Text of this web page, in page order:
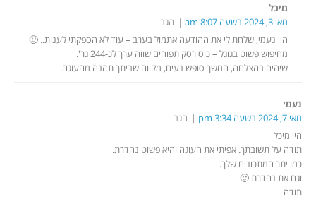
מיכל
מאי 3, 2024 בשעה 8:07 am
הגב
היי נעמי, שלחת לי את ההודעה אתמול בערב – עוד לא הספקתי לענות.. 🙂
מחיפוש פשוט בגוגל – כוס רסק תפוחים שווה ערך לכ-244 גר'.
שיהיה בהצלחה, המשך סופש נעים, מקווה שביתך תהנה מהעוגה.
נעמי
מאי 7, 2024 בשעה 3:34 pm
הגב
היי מיכל
תודה על תשובתך. אפיתי את העוגה והיא פשוט נהדרת.
כמו יתר המתכונים שלך.
וגם את נהדרת 🙂
תודה